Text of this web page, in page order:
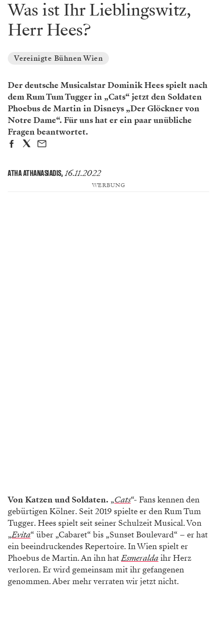
Was ist Ihr Lieblingswitz,
Herr Hees?
Vereinigte Bühnen Wien
Der deutsche Musicalstar Dominik Hees spielt nach
dem Rum Tum Tugger in „Cats“ jetzt den Soldaten
Phoebus de Martin in Disneys „Der Glöckner von
Notre Dame“. Für uns hat er ein paar unübliche
Fragen beantwortet.
ATHA ATHANASIADIS, 16.11.2022
WERBUNG
Von Katzen und Soldaten. „Cats“- Fans kennen den
gebürtigen Kölner. Seit 2019 spielte er den Rum Tum
Tugger. Hees spielt seit seiner Schulzeit Musical. Von
„Evita“ über „Cabaret“ bis „Sunset Boulevard“ – er hat
ein beeindruckendes Repertoire. In Wien spielt er
Phoebus de Martin. An ihn hatEsmeraldaihr Herz
verloren. Er wird gemeinsam mit ihr gefangenen
genommen. Aber mehr verraten wir jetzt nicht.